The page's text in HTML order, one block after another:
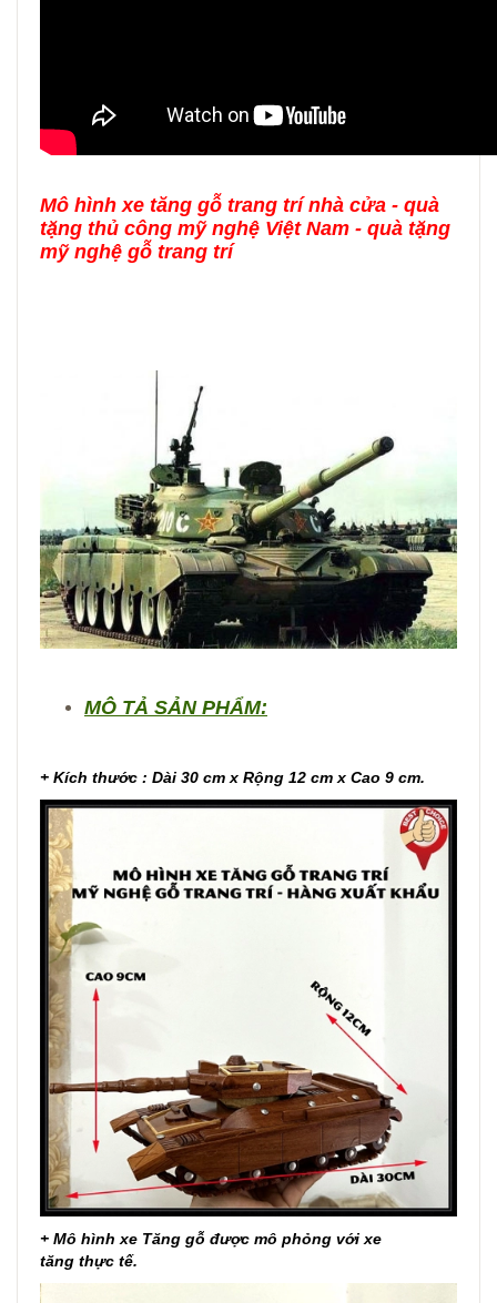
Mô hình xe tăng gỗ trang trí nhà cửa - quà
tặng thủ công mỹ nghệ Việt Nam - quà tặng
mỹ nghệ gỗ trang trí
MÔ TẢ SẢN PHẨM:
+ Kích thước : Dài 30 cm x Rộng 12 cm x Cao 9 cm.
+ Mô hình xe Tăng gỗ được mô phỏng với xe
tăng thực tế.